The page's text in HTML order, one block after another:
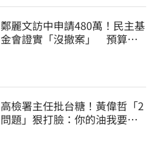
鄭麗文訪中申請480萬！民主基
金會證實「沒撤案」 預算被
高檢署主任批台糖！黃偉哲「2
問題」狠打臉：你的油我要通